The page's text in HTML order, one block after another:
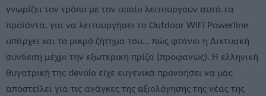
γνωρίζει τον τρόπο με τον οποίο λειτουργούν αυτά τα
προϊόντα, για να λειτουργήσει το Outdoor WiFi Powerline
υπάρχει και το μικρό ζήτημα του... πώς φτάνει η Δικτυακή
σύνδεση μέχρι την εξωτερική πρίζα (προφανώς). Η ελληνική
θυγατρική της devolo είχε ευγενικά προνοήσει να μάς
αποστείλει για τις ανάγκες της αξιολόγησης της νέας της